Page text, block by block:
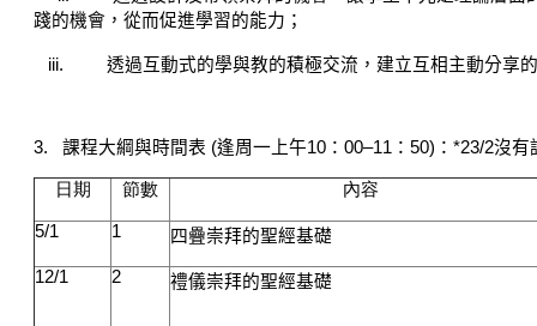
踐的機會，從而促進學習的能力；
iii. 透過互動式的學與教的積極交流，建立互相主動分享
3. 課程大綱與時間表 (逢周一上午10 ： 00–11 ： 50) ： *23/2沒有
日期 節數 內容
5/1 1 四疊崇拜的聖經基礎
12/1 2 禮儀崇拜的聖經基礎